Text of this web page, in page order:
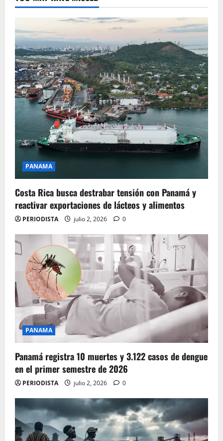
PANAMA
Costa Rica busca destrabar tensión con Panamá y
reactivar exportaciones de lácteos y alimentos
PERIODISTA julio 2, 2026 0
PANAMA
Panamá registra 10 muertes y 3.122 casos de dengue
en el primer semestre de 2026
PERIODISTA julio 2, 2026 0